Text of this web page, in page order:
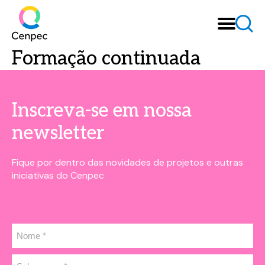
Formação continuada
Inscreva-se em nossa
newsletter
Fique por dentro das novidades de projetos e outras
iniciativas do Cenpec